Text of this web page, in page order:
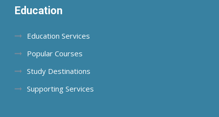
Education
Education Services
Popular Courses
Study Destinations
Supporting Services